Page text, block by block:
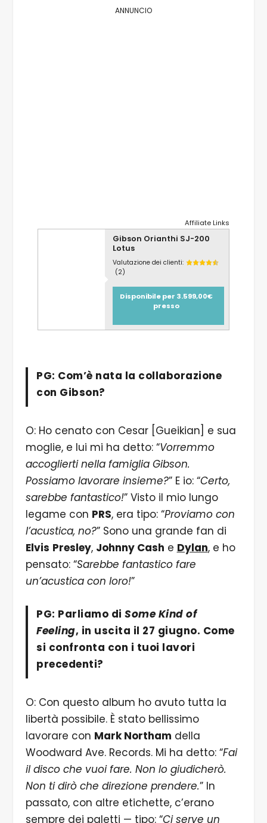
ANNUNCIO
Affiliate Links
Gibson Orianthi SJ-200
Lotus
Valutazione dei clienti:
(2)
Disponibile per 3.599,00€
presso
PG: Com’è nata la collaborazione
con Gibson?
O: Ho cenato con Cesar [Gueikian] e sua
moglie, e lui mi ha detto: “Vorremmo
accoglierti nella famiglia Gibson.
Possiamo lavorare insieme?” E io: “Certo,
sarebbe fantastico!” Visto il mio lungo
legame con PRS, era tipo: “Proviamo con
l’acustica, no?” Sono una grande fan di
Elvis Presley, Johnny Cash e Dylan, e ho
pensato: “Sarebbe fantastico fare
un’acustica con loro!”
PG: Parliamo diSome Kind of
Feeling, in uscita il 27 giugno. Come
si confronta con i tuoi lavori
precedenti?
O: Con questo album ho avuto tutta la
libertà possibile. È stato bellissimo
lavorare con Mark Northam della
Woodward Ave. Records. Mi ha detto: “Fai
il disco che vuoi fare. Non lo giudicherò.
Non ti dirò che direzione prendere.” In
passato, con altre etichette, c’erano
sempre dei paletti — tipo: “Ci serve un